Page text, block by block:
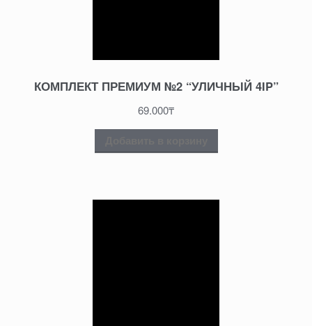
КОМПЛЕКТ ПРЕМИУМ №2 “УЛИЧНЫЙ 4IP”
69.000₸